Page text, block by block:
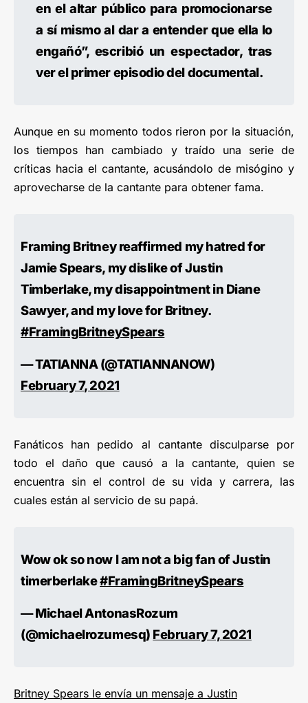
en el altar público para promocionarse
a sí mismo al dar a entender que ella lo
engañó”, escribió un espectador, tras
ver el primer episodio del documental.
Aunque en su momento todos rieron por la situación,
los tiempos han cambiado y traído una serie de
críticas hacia el cantante, acusándolo de misógino y
aprovecharse de la cantante para obtener fama.
Framing Britney reaffirmed my hatred for
Jamie Spears, my dislike of Justin
Timberlake, my disappointment in Diane
Sawyer, and my love for Britney.
#FramingBritneySpears
— TATIANNA (@TATIANNANOW)
February 7, 2021
Fanáticos han pedido al cantante disculparse por
todo el daño que causó a la cantante, quien se
encuentra sin el control de su vida y carrera, las
cuales están al servicio de su papá.
Wow ok so now I am not a big fan of Justin
timerberlake#FramingBritneySpears
— Michael AntonasRozum
(@michaelrozumesq) February 7, 2021
Britney Spears le envía un mensaje a Justin